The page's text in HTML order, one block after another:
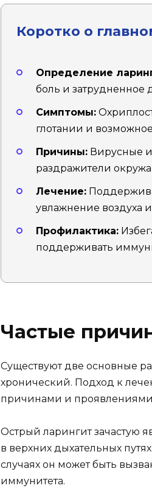
Коротко о
Определение
боль и затрудненное
Симптомы:
глотании и
Причины: Вирусные
раздражители
Лечение:
увлажнение воздуха
Профилактика:
поддерживать
Частые
Существуют две основные
хронический. Подход к
причинами и проявлениями
Острый ларингит зачастую
в верхних дыхательных
случаях он может быть
иммунитета.